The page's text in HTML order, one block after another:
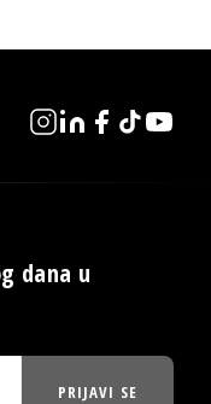
dana u
PRIJAVI SE